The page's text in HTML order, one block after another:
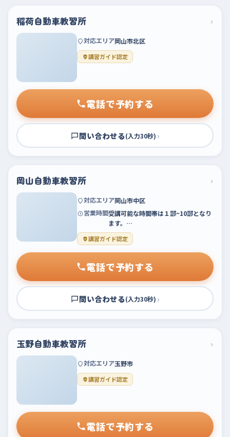
稲荷自動車教習所 ›
対応エリア岡山市北区
講習ガイド認定
電話で予約する
問い合わせる(入力30秒) ›
岡山自動車教習所 ›
対応エリア岡山市中区
営業時間受講可能な時間帯は１部~10部となり
ます。…
講習ガイド認定
電話で予約する
問い合わせる(入力30秒) ›
玉野自動車教習所 ›
対応エリア玉野市
講習ガイド認定
電話で予約する